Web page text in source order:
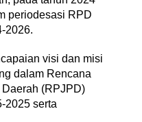
periodesasi RPD
2026.
visi dan misi
dalam Rencana
(RPJPD)
2025 serta